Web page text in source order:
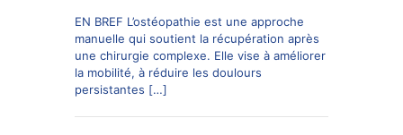
EN BREF L’ostéopathie est une approche
manuelle qui soutient la récupération après
une chirurgie complexe. Elle vise à améliorer
la mobilité, à réduire les doulours
persistantes […]